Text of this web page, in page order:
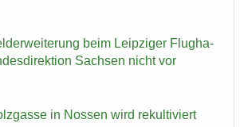
beim Leip­zi­ger Flug­ha­
Sach­sen nicht vor
in Nos­sen wird re­kul­ti­viert